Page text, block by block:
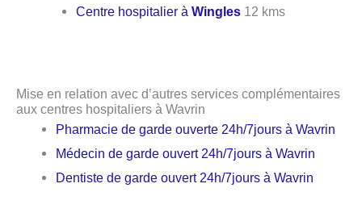
Centre hospitalier àWingles 12 kms
Mise en relation avec d’autres services complémentaires
aux centres hospitaliers à Wavrin
Pharmacie de garde ouverte 24h/7jours à Wavrin
Médecin de garde ouvert 24h/7jours à Wavrin
Dentiste de garde ouvert 24h/7jours à Wavrin